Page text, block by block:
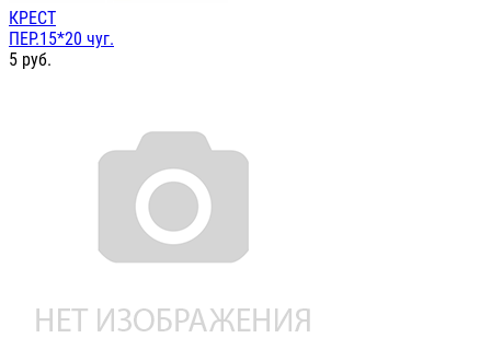
КРЕСТ
ПЕР.15*20 чуг.
5 руб.